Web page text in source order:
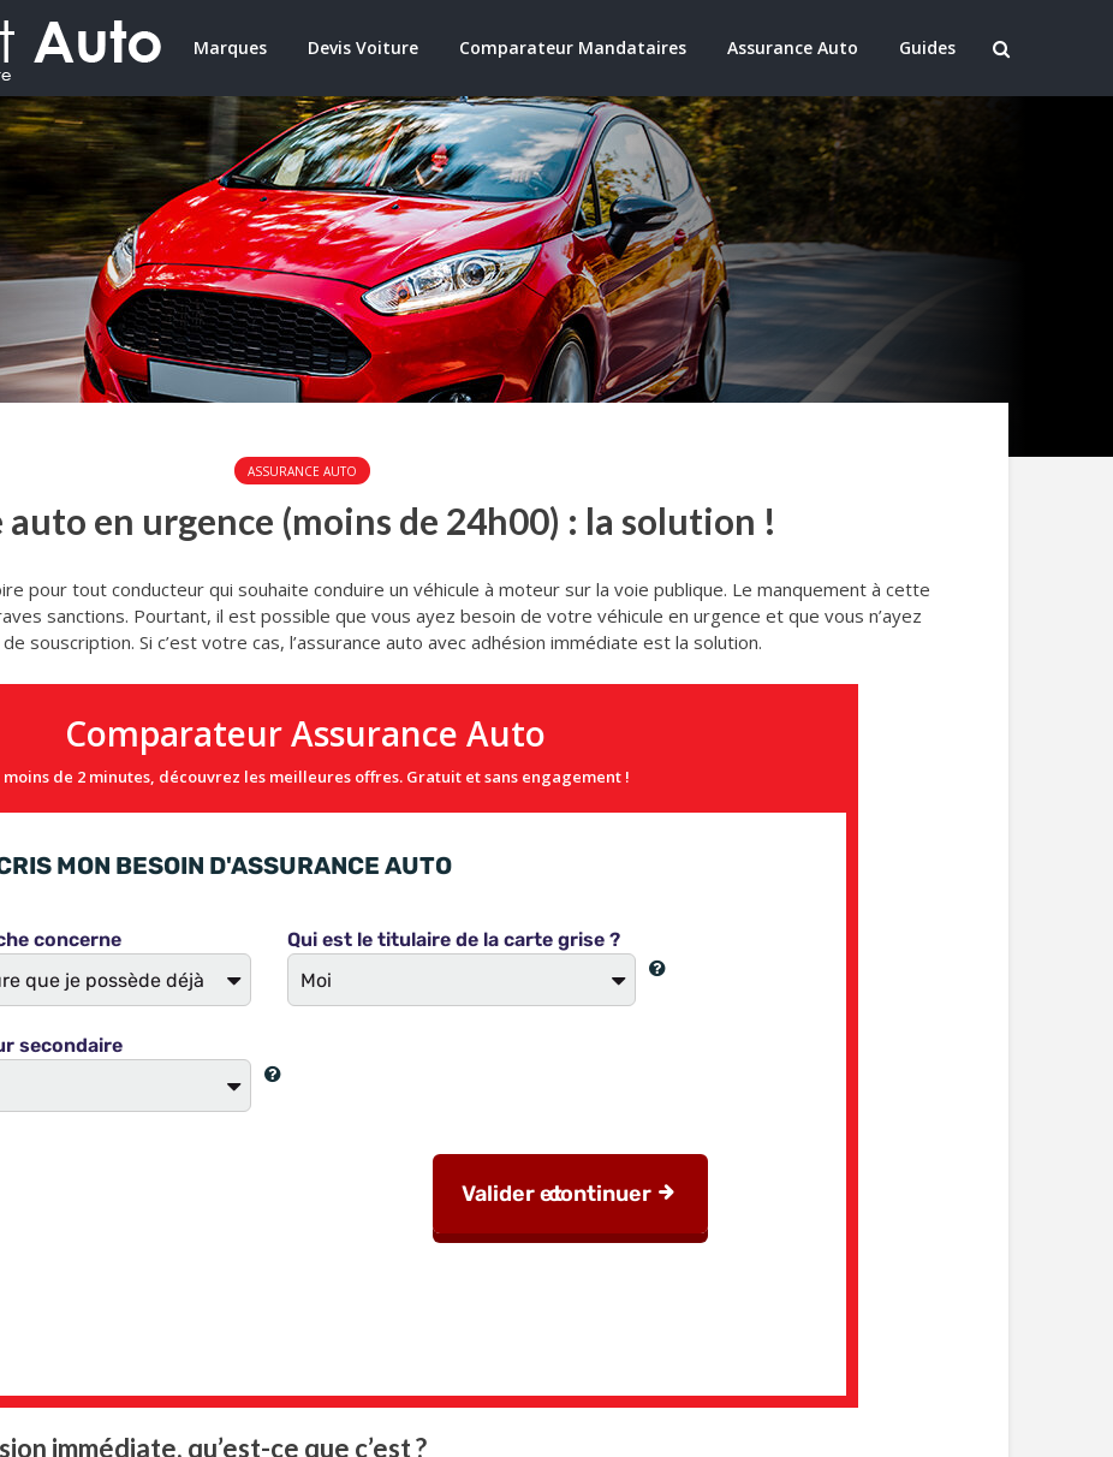
Marques Devis Voiture Comparateur Mandataires Assurance Auto Guides
ASSURANCE AUTO
auto en urgence (moins de 24h00) : la solution !
pour tout conducteur qui souhaite conduire un véhicule à moteur sur la voie publique. Le manquement à cette
sanctions. Pourtant, il est possible que vous ayez besoin de votre véhicule en urgence et que vous n’ayez
souscription. Si c’est votre cas, l’assurance auto avec adhésion immédiate est la solution.
Comparateur Assurance Auto
moins de 2 minutes, découvrez les meilleures offres. Gratuit et sans engagement !
immédiate, qu’est-ce que c’est ?